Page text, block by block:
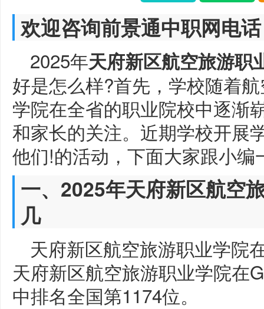
欢迎咨询前景通中职网电
2025年天府新区航空旅游职
好是怎么样?首先，学校随着
学院在全省的职业院校中逐渐
和家长的关注。近期学校开展
他们!的活动，下面大家跟小
一、2025年天府新区航空
几
天府新区航空旅游职业学院
天府新区航空旅游职业学院在
中排名全国第1174位。